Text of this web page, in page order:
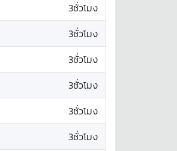
3ชั่วโมง
3ชั่วโมง
3ชั่วโมง
3ชั่วโมง
3ชั่วโมง
3ชั่วโมง